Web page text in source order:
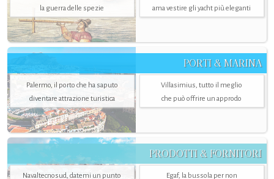
la guerra delle spezie
ama vestire gli yacht più eleganti
PORTI & MARINA
Palermo, il porto che ha saputo
diventare attrazione turistica
Villasimius, tutto il meglio
che può offrire un approdo
PRODOTTI & FORNITORI
Navaltecnosud, datemi un punto Egaf, la bussola per non